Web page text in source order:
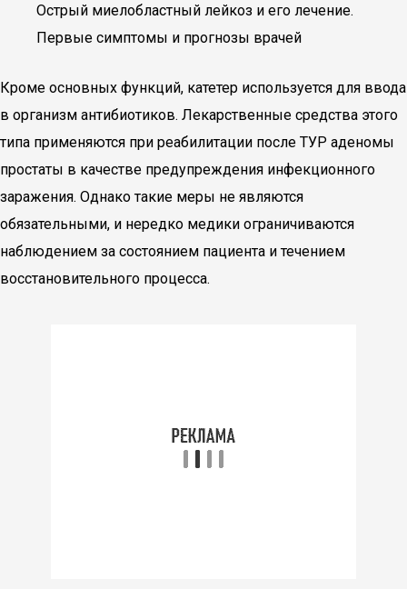
Острый миелобластный лейкоз и его лечение.
Первые симптомы и прогнозы врачей
Кроме основных функций, катетер используется для ввода
в организм антибиотиков. Лекарственные средства этого
типа применяются при реабилитации после ТУР аденомы
простаты в качестве предупреждения инфекционного
заражения. Однако такие меры не являются
обязательными, и нередко медики ограничиваются
наблюдением за состоянием пациента и течением
восстановительного процесса.